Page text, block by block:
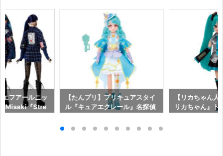
フアールニッ
Misaki『Stre
【たんプリ】プリキュアスタイ
ル『キュアエクレール』名探偵
ダイ】より2026年7月25日発
【リカちゃん
リカちゃん』ド